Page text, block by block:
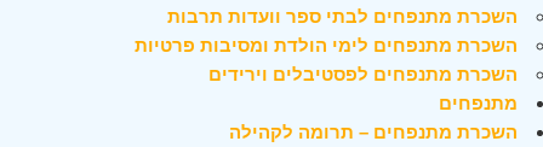
השכרת מתנפחים לבתי ספר וועדות תרבות
השכרת מתנפחים לימי הולדת ומסיבות פרטיות
השכרת מתנפחים לפסטיבלים וירידים
מתנפחים
השכרת מתנפחים – תרומה לקהילה